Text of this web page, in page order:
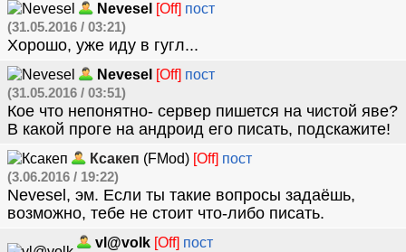
Nevesel [Off] пост
(31.05.2016 / 03:21)
Хорошо, уже иду в гугл...
Nevesel [Off] пост
(31.05.2016 / 03:51)
Кое что непонятно- сервер пишется на чистой яве?
В какой проге на андроид его писать, подскажите!
Ксакеп (FMod) [Off] пост
(3.06.2016 / 19:22)
Nevesel, эм. Если ты такие вопросы задаёшь,
возможно, тебе не стоит что-либо писать.
vl@volk [Off] пост